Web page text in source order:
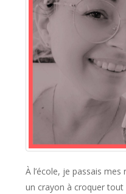
À l’école, je passais
un crayon à croquer tout